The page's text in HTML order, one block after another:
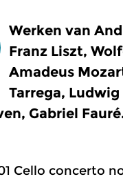
Werken van
Franz Liszt,
Amadeus
Tarrega, Ludwig
Gabriel
Cello concerto